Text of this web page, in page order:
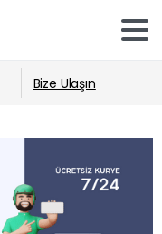
Bize Ulaşın